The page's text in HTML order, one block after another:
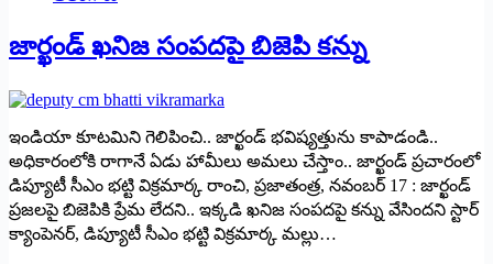
జార్ఖండ్ ఖనిజ సంపదపై బిజెపి కన్ను
ఇండియా కూటమిని గెలిపించి.. జార్ఖండ్ భవిష్యత్తును కాపాడండి..
అధికారంలోకి రాగానే ఏడు హామీలు అమలు చేస్తాం.. జార్ఖండ్ ప్ర‌చారంలో
డిప్యూటీ సీఎం భ‌ట్టి విక్ర‌మార్క‌ రాంచి, ప్ర‌జాతంత్ర‌, న‌వంబ‌ర్ 17 : జార్ఖండ్
ప్రజలపై బిజెపికి ప్రేమ లేద‌ని.. ఇక్కడి ఖనిజ సంపదపై కన్ను వేసిందని స్టార్
క్యాంపెనర్, డిప్యూటీ సీఎం భట్టి విక్రమార్క మల్లు…